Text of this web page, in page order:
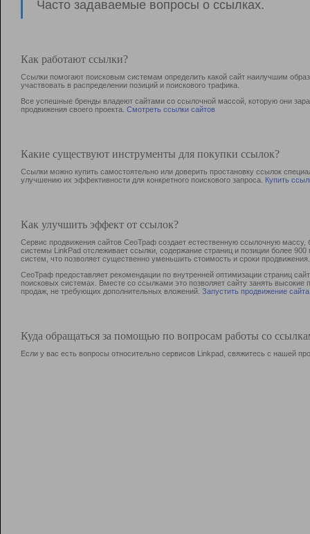
Часто задаваемые вопросы о ссылках.
Как работают ссылки?
Ссылки помогают поисковым системам определить какой сайт наилучшим
участвовать в раcпределении позиций и поискового трафика.
Все успешные бренды владеют сайтами со ссылочной массой, которую они
продвижения своего проекта. Смотреть ссылки сайтов
Какие существуют инструменты для покупки ссылок?
Ссылки можно купить самостоятельно или доверить простановку ссылок
улучшению их эффективности для конкретного поискового запроса. Купить
Как улучшить эффект от ссылок?
Сервис продвижения сайтов СеоТраф создает естественную ссылочную
системы LinkPad отслеживает ссылки, содержание страниц и позиции более
систем, что позволяет существенно уменьшить стоимость и сроки продвижения.
СеоТраф предоставляет рекомендации по внутренней оптимизации страниц
поисковых системах. Вместе со ссылками это позволяет сайту занять
продаж, не требующих дополнительных вложений. Запустить продвижение сайта
Куда обращаться за помощью по вопросам работы со
Если у вас есть вопросы относительно сервисов Linkpad, свяжитесь с нашей